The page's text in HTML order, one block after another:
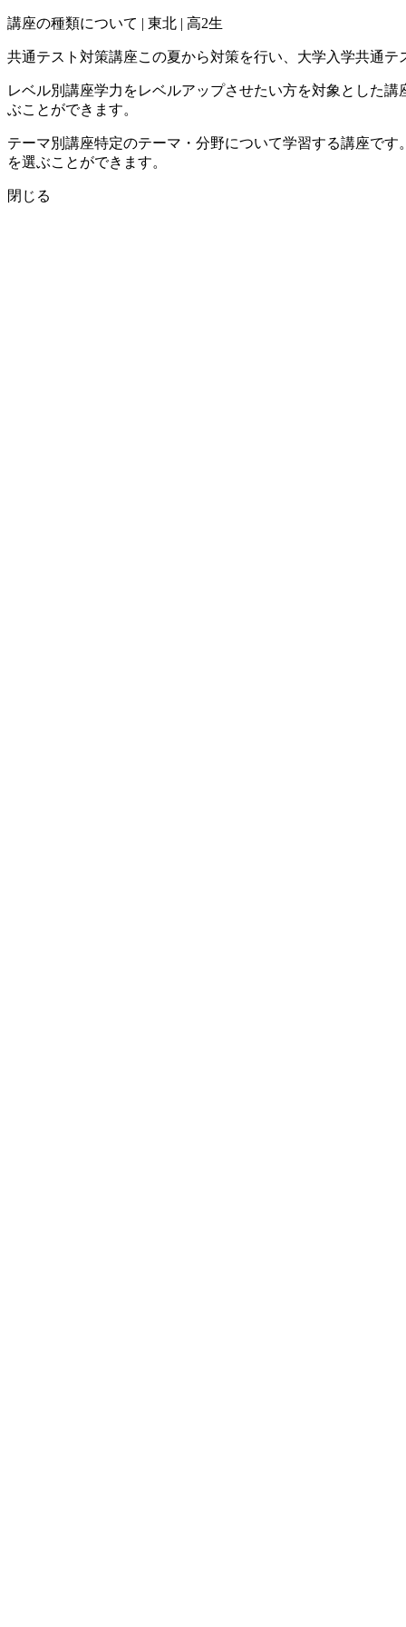
講座の種類について | 東北 | 高2生
共通テスト対策講座この夏から対策を行い、大学入学共通
レベル別講座学力をレベルアップさせたい方を対象とした
ぶことができます。
テーマ別講座特定のテーマ・分野について学習する講座で
を選ぶことができます。
閉じる